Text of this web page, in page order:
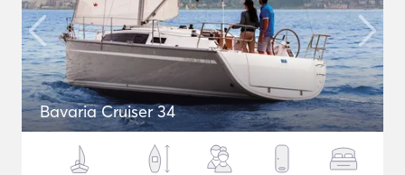
Bavaria Cruiser 34